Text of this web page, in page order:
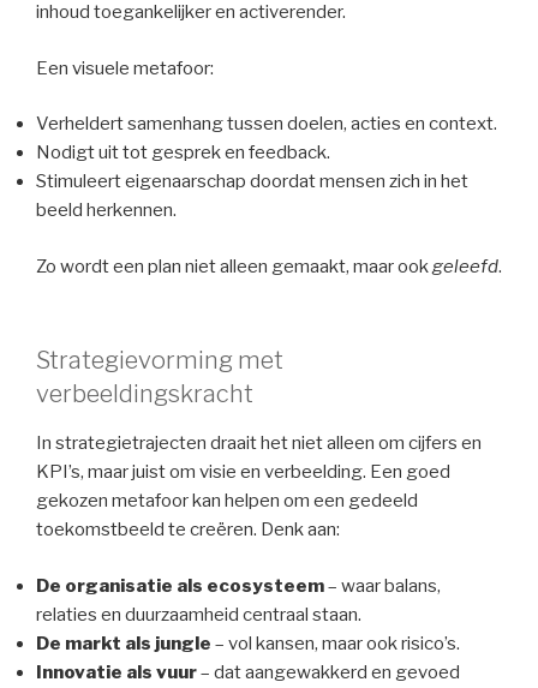
inhoud toegankelijker en activerender.
Een visuele metafoor:
Verheldert samenhang tussen doelen, acties en context.
Nodigt uit tot gesprek en feedback.
Stimuleert eigenaarschap doordat mensen zich in het
beeld herkennen.
Zo wordt een plan niet alleen gemaakt, maar ookgeleefd.
Strategievorming met
verbeeldingskracht
In strategietrajecten draait het niet alleen om cijfers en
KPI’s, maar juist om visie en verbeelding. Een goed
gekozen metafoor kan helpen om een gedeeld
toekomstbeeld te creëren. Denk aan:
De organisatie als ecosysteem– waar balans,
relaties en duurzaamheid centraal staan.
De markt als jungle – vol kansen, maar ook risico’s.
Innovatie als vuur– dat aangewakkerd en gevoed